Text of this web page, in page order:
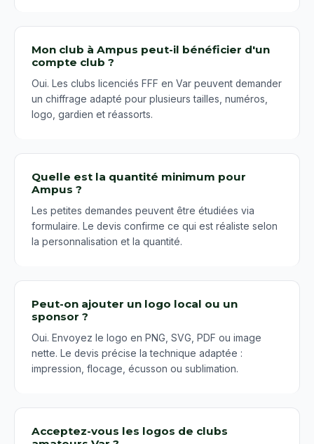
Mon club à Ampus peut-il bénéficier d'un
compte club ?
Oui. Les clubs licenciés FFF en Var peuvent demander
un chiffrage adapté pour plusieurs tailles, numéros,
logo, gardien et réassorts.
Quelle est la quantité minimum pour
Ampus ?
Les petites demandes peuvent être étudiées via
formulaire. Le devis confirme ce qui est réaliste selon
la personnalisation et la quantité.
Peut-on ajouter un logo local ou un
sponsor ?
Oui. Envoyez le logo en PNG, SVG, PDF ou image
nette. Le devis précise la technique adaptée :
impression, flocage, écusson ou sublimation.
Acceptez-vous les logos de clubs